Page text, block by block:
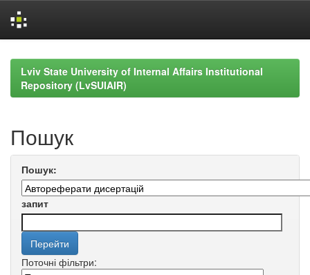
navigationLviv State University of Internal Affairs Institutional
Repository (LvSUIAIR)
Пошук
Пошук:
запит
Поточні фільтри: